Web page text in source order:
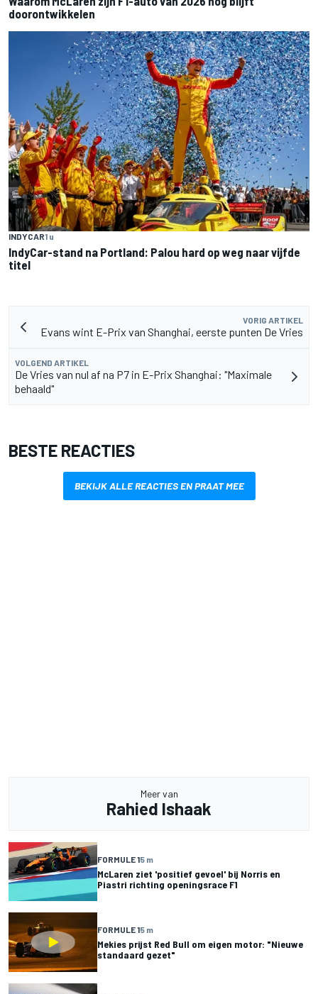
doorontwikkelen
INDYCAR1 u
IndyCar-stand na Portland: Palou hard op weg naar vijfde
titel
VORIG ARTIKEL
Evans wint E-Prix van Shanghai, eerste punten De Vries
VOLGEND ARTIKEL
De Vries van nul af na P7 in E-Prix Shanghai: "Maximale
behaald"
BESTE REACTIES
BEKIJK ALLE REACTIES EN PRAAT MEE
Meer van
Rahied Ishaak
FORMULE 15 m
McLaren ziet 'positief gevoel' bij Norris en
Piastri richting openingsrace F1
FORMULE 15 m
Mekies prijst Red Bull om eigen motor: "Nieuwe
standaard gezet"